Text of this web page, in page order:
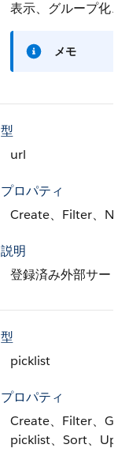
表示、グループ化、
メモ
型
url
プロパティ
Create、Filter、
説明
登録済み外部サービ
型
picklist
プロパティ
Create、Filter、
picklist、Sort、